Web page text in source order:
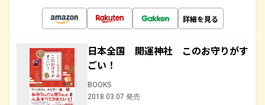
詳細を見る
日本全国 開運神社 このお守りがす
ごい！
BOOKS
2018.03.07 発売